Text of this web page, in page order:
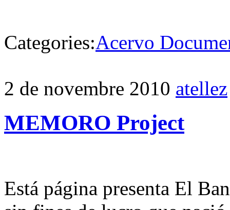
Categories:Acervo
2 de novembre 2010 atellez
MEMORO Project
Está página presenta El